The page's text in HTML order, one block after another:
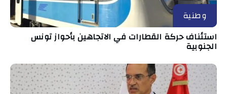
وطنية
استئناف حركة القطارات في الاتجاهين بأحواز تونس
الجنوبية